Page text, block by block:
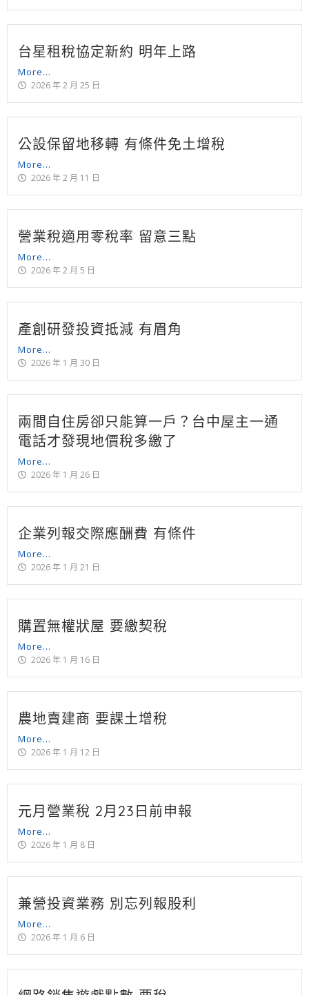
台星租稅協定新約 明年上路
More...
2026 年 2 月 25 日
公設保留地移轉 有條件免土增稅
More...
2026 年 2 月 11 日
營業稅適用零稅率 留意三點
More...
2026 年 2 月 5 日
產創研發投資抵減 有眉角
More...
2026 年 1 月 30 日
兩間自住房卻只能算一戶？台中屋主一通
電話才發現地價稅多繳了
More...
2026 年 1 月 26 日
企業列報交際應酬費 有條件
More...
2026 年 1 月 21 日
購置無權狀屋 要繳契稅
More...
2026 年 1 月 16 日
農地賣建商 要課土增稅
More...
2026 年 1 月 12 日
元月營業稅 2月23日前申報
More...
2026 年 1 月 8 日
兼營投資業務 別忘列報股利
More...
2026 年 1 月 6 日